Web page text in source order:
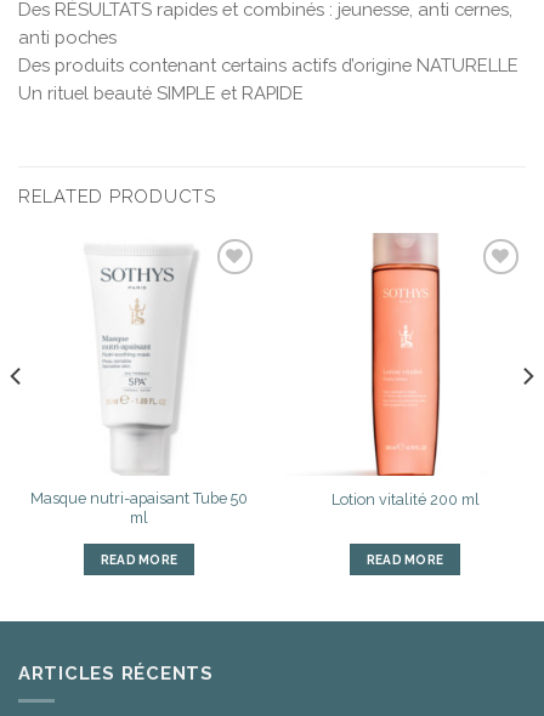
Des RÉSULTATS rapides et combinés : jeunesse, anti cernes,
anti poches
Des produits contenant certains actifs d’origine NATURELLE
Un rituel beauté SIMPLE et RAPIDE
RELATED PRODUCTS
Masque nutri-apaisant Tube 50
ml
READ MORE
Lotion vitalité 200 ml
READ MORE
ARTICLES RÉCENTS